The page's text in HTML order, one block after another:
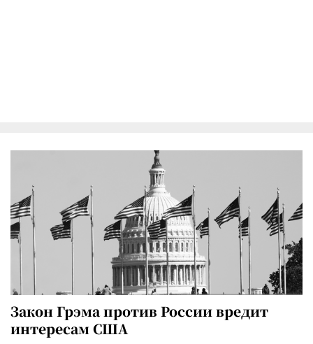
Закон Грэма против России вредит
интересам США